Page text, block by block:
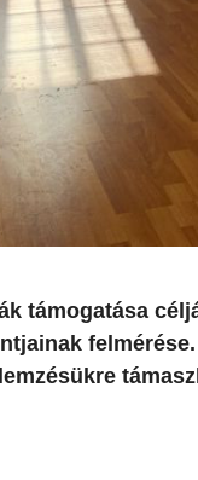
támogatása